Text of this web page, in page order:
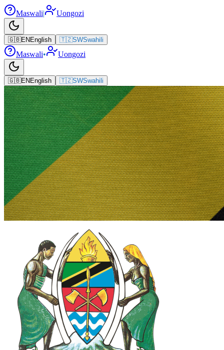
Maswali| Uongozi
🇬🇧EN English 🇹🇿SWSwahili
Maswali• Uongozi
🇬🇧EN English 🇹🇿SWSwahili